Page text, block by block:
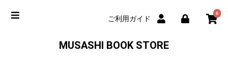
ご利用ガイド
0
MUSASHI BOOK STORE